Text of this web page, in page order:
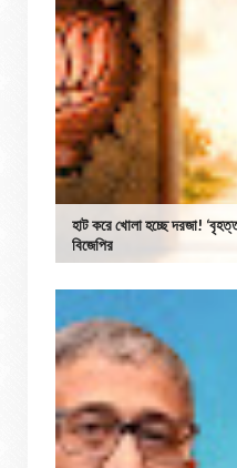
হাট করে খোলা হচ্ছে দরজা!
বিজেপির